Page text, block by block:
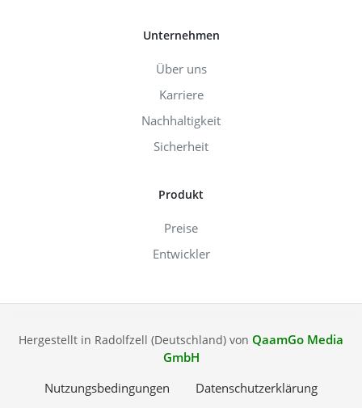
Unternehmen
Über uns
Karriere
Nachhaltigkeit
Sicherheit
Produkt
Preise
Entwickler
Hergestellt in Radolfzell (Deutschland) von QaamGo Media
GmbH
Nutzungsbedingungen
Datenschutzerklärung